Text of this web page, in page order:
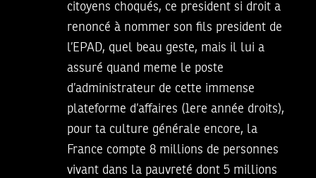
citoyens choqués, ce president si droit a
renoncé à nommer son fils president de
l’EPAD, quel beau geste, mais il lui a
assuré quand meme le poste
d’administrateur de cette immense
plateforme d’affaires (1ere année droits),
pour ta culture générale encore, la
France compte 8 millions de personnes
vivant dans la pauvreté dont 5 millions